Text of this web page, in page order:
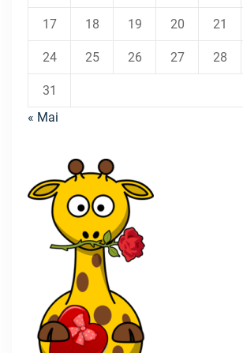
17 18 19 20 21
24 25 26 27 28
31
« Mai